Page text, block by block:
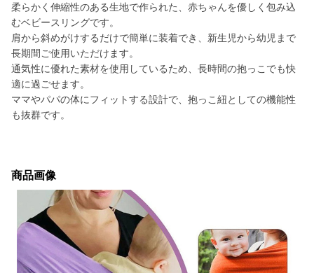
柔らかく伸縮性のある生地で作られた、赤ちゃんを優しく包み込
むベビースリングです。
肩から斜めがけするだけで簡単に装着でき、新生児から幼児まで
長期間ご使用いただけます。
通気性に優れた素材を使用しているため、長時間の抱っこでも快
適に過ごせます。
ママやパパの体にフィットする設計で、抱っこ紐としての機能性
も抜群です。
商品画像